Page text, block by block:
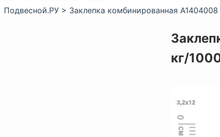
Подвесной.РУ > Заклепка комбинированная
кг/